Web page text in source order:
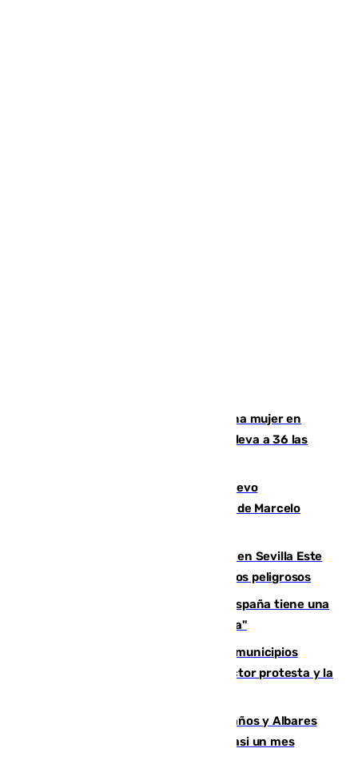
Igualdad confirma el asesinato de una mujer en
Benahavís como violencia machista y eleva a 36 las
El exdelantero Diego Forlán es el nuevo
seleccionador de Uruguay tras la salida de Marcelo
Reabierto el parque canino cerrado en Sevilla Este
tras detectarse alimentos con elementos peligrosos
Javier Fernández: "El Gobierno de España tiene una
preocupación y una prioridad con Sevilla"
Las ferias de verano de numerosos municipios
andaluces se quedan sin cohetes: el sector protesta y la
Los ministros Marlaska, Robles, Bolaños y Albares
comparecerán por las crisis de Ceuta casi un mes